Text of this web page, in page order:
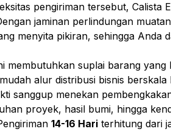
pengiriman tersebut,
jaminan perlindungan
menyita pikiran, sehingga
membutuhkan suplai barang
alur distribusi bisnis
sanggup menekan
proyek, hasil bumi, hingga
14-16 Hari terhitung dari